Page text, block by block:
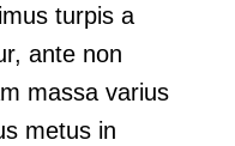
turpis a
ante non
massa varius
metus in